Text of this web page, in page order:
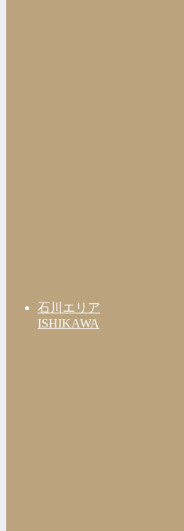
石川エリア
ISHIKAWA